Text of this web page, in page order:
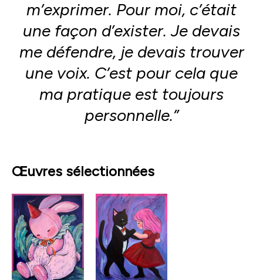
m’exprimer. Pour moi, c’était
une façon d’exister. Je devais
me défendre, je devais trouver
une voix. C’est pour cela que
ma pratique est toujours
personnelle.”
Œuvres sélectionnées